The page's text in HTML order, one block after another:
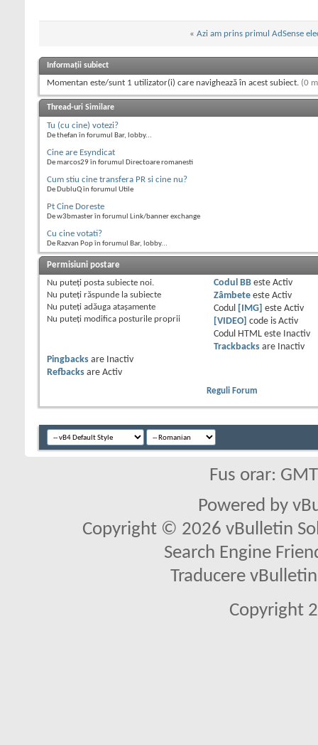
« Azi am prins primul AdSense
Informații subiect
Momentan este/sunt 1 utilizator(i) care navighează în acest subiect. (0
Thread-uri Similare
Tu (cu cine) votezi?
De thefan în forumul Bar, lobby...
Cine are Esyndicat
De marcos29 în forumul Directoare romanesti
Cum stiu cine transfera PR si cine nu?
De DubluQ în forumul Utile
Pt Cine Doreste
De w3bmaster în forumul Link/banner exchange
Cu cine votati?
De Razvan Pop în forumul Bar, lobby...
Permisiuni postare
Nu puteţi posta subiecte noi.
Nu puteţi răspunde la subiecte
Nu puteţi adăuga ataşamente
Nu puteţi modifica posturile proprii
Codul BBeste Activ
Zâmbeteeste Activ
Codul
[IMG] este Activ
[VIDEO] code is Activ
Codul HTML este
Inactiv
Trackbacksare
Inactiv
Pingbacks are
Inactiv
Refbacks are Activ
Reguli Forum
Fus orar:
Powered by
Copyright © 2026 vBulletin
Search Engine
Traducere
Copyright